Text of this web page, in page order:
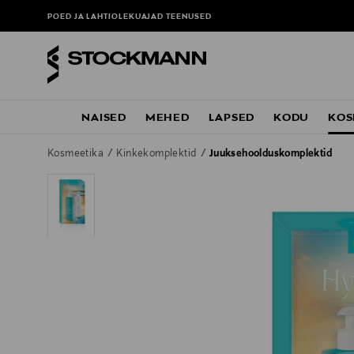
POED JA LAHTIOLEKUAJADTEENUSED
NAISED MEHED LAPSED KODU
Kosmeetika Kinkekomplektid Juuksehoolduskomplektid